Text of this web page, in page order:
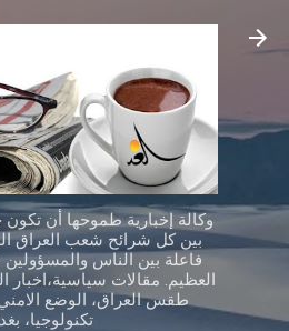
التخطي إلى
وكالة إخبارية طموحها أن
بين كل شرائح شعب العراق
فاعلة بين الناس
العظيم. مقالات سياسية،اخبار
طقس العراق، الوضع
تكنولوجيا،